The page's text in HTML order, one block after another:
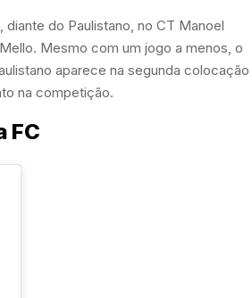
do Paulistano, no CT Manoel
Mesmo com um jogo a menos, o
aparece na segunda colocação
na competição.
FC